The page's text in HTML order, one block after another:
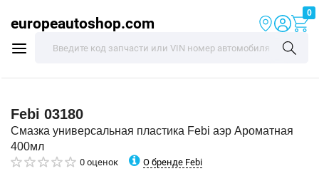
europeautoshop.com
0
Febi 03180
Смазка универсальная пластика Febi аэр Ароматная
400мл
0 оценок О бренде Febi